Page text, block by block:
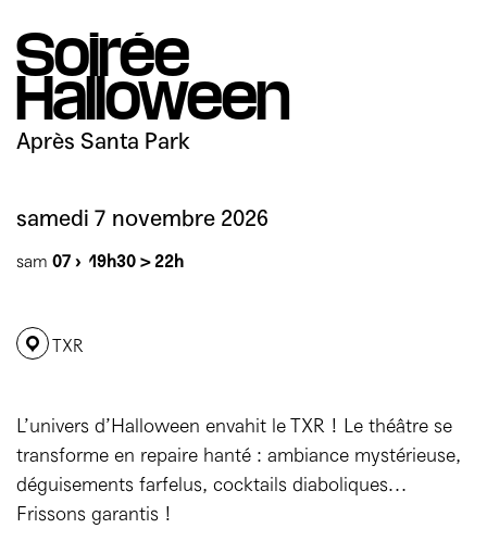
Équipe du TXR & contacts
Espace presse & pro
Accessibilité
Votre venue au TXR
Comment ça marche ?
Déposer un projet
Agenda
04 72 07 49 49
Soirée
Halloween
Après Santa Park
samedi 7 novembre 2026
sam 07 › 19h30 > 22h
TXR
L’univers d’Halloween envahit le TXR ! Le théâtre se
transforme en repaire hanté : ambiance mystérieuse,
déguisements farfelus, cocktails diaboliques…
Frissons garantis !